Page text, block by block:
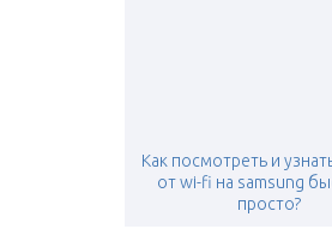
Как посмотреть и
от wi-fi на samsung
просто?